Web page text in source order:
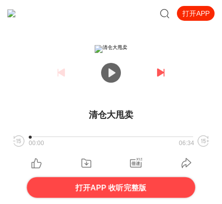
打开APP
清仓大甩卖
00:00 06:34
打开APP 收听完整版